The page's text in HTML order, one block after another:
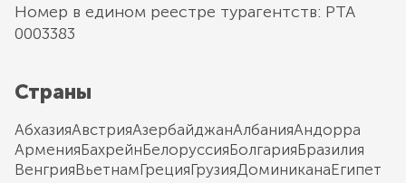
Номер в едином реестре турагентств: РТА
0003383
Страны
АбхазияАвстрияАзербайджанАлбанияАндорра
АрменияБахрейнБелоруссияБолгарияБразилия
ВенгрияВьетнамГрецияГрузияДоминиканаЕгипет